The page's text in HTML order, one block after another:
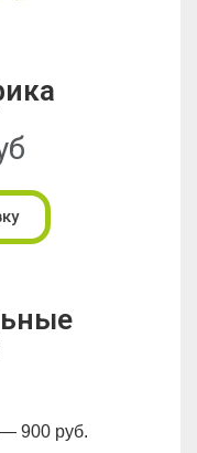
900 руб.